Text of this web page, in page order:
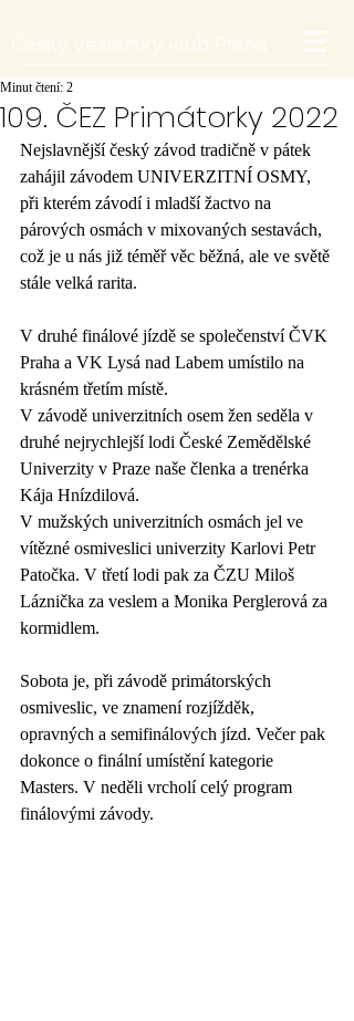
109. ČEZ Primátorky 2022
Minut čtení: 2
Nejslavnější český závod tradičně v pátek
zahájil závodem UNIVERZITNÍ OSMY,
při kterém závodí i mladší žactvo na
párových osmách v mixovaných sestavách,
což je u nás již téměř věc běžná, ale ve světě
stále velká rarita.
V druhé finálové jízdě se společenství ČVK
Praha a VK Lysá nad Labem umístilo na
krásném třetím místě.
V závodě univerzitních osem žen seděla v
druhé nejrychlejší lodi České Zemědělské
Univerzity v Praze naše členka a trenérka
Kája Hnízdilová.
V mužských univerzitních osmách jel ve
vítězné osmiveslici univerzity Karlovi Petr
Patočka. V třetí lodi pak za ČZU Miloš
Láznička za veslem a Monika Perglerová za
kormidlem.
Sobota je, při závodě primátorských
osmiveslic, ve znamení rozjížděk,
opravných a semifinálových jízd. Večer pak
dokonce o finální umístění kategorie
Masters. V neděli vrcholí celý program
finálovými závody.